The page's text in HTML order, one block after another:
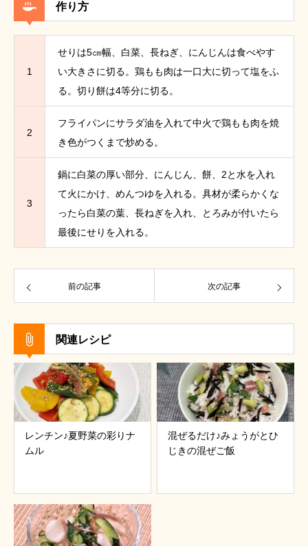
作り方
1
せりは5㎝幅、白菜、長ねぎ、にんじんは食べやす
い大きさに切る。鶏もも肉は一口大に切って塩をふ
る。切り餅は4等分に切る。
2
フライパンにサラダ油を入れて中火で鶏もも肉を焼
き色がつくまで炒める。
3
鍋に白菜の厚い部分、にんじん、餅、2と水を入れ
て火にかけ、めんつゆを入れる。具材が柔らかくな
ったら白菜の葉、長ねぎを入れ、とろみが付いたら
最後にせりを入れる。
前の記事 次の記事
関連レシピ
レンチン♪夏野菜の彩りナ
ムル
混ぜるだけ♪みょうがとひ
じきの混ぜご飯